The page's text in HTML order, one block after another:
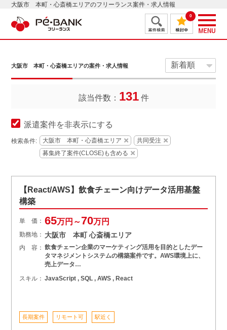
大阪市 本町・心斎橋エリアのフリーランス案件・求人情報
0
大阪市 本町・心斎橋エリアの案件・求人情報
該当件数： 131件
派遣案件を非表示にする
検索条件: 大阪市 本町・心斎橋エリア
共同受注
募集終了案件(CLOSE)も含める
【React/AWS】飲食チェーン向けデータ活用基盤
構築
単 価： 65万円～70万円
勤務地： 大阪市 本町 心斎橋エリア
内 容： 飲食チェーン企業のマーケティング活用を目的としたデー
タマネジメントシステムの構築案件です。AWS環境上に、
売上データ…
スキル： JavaScript , SQL , AWS , React
長期案件 リモート可 駅近く